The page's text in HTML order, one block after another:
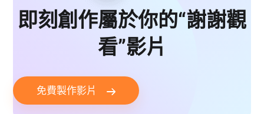
即刻創作屬於你的“謝謝觀
看”影片
免費製作影片